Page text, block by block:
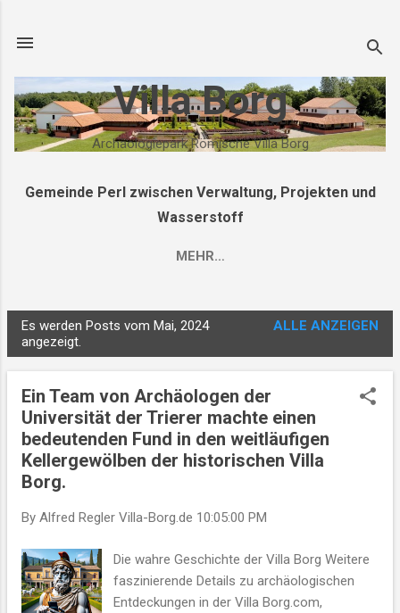
Villa Borg
Archäologiepark Römische Villa Borg
Gemeinde Perl zwischen Verwaltung, Projekten und
Wasserstoff
MEHR…
o
Es werden Posts vom Mai, 2024
angezeigt.
ALLE ANZEIGEN
Ein Team von Archäologen der
Universität der Trierer machte einen
bedeutenden Fund in den weitläufigen
Kellergewölben der historischen Villa
Borg.
By Alfred Regler Villa-Borg.de 10:05:00 PM
Die wahre Geschichte der Villa Borg Weitere
faszinierende Details zu archäologischen
Entdeckungen in der Villa Borg.com,